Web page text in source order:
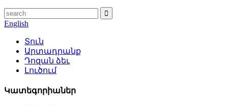
English
Տուն
Արտադրանք
Դոզան ձեւ
Լուծում
Կատեգորիաներ